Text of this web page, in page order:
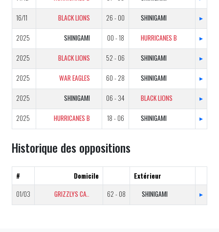
16/11 BLACK LIONS 26 - 00 SHINIGAMI ▸
2025 SHINIGAMI 00 - 18 HURRICANES B ▸
2025 BLACK LIONS 52 - 06 SHINIGAMI ▸
2025 WAR EAGLES 60 - 28 SHINIGAMI ▸
2025 SHINIGAMI 06 - 34 BLACK LIONS ▸
2025 HURRICANES B 18 - 06 SHINIGAMI ▸
Historique des oppositions
# Domicile
Extérieur
01/03
GRIZZLYS CATALANS B 62 - 08 SHINIGAMI ▸